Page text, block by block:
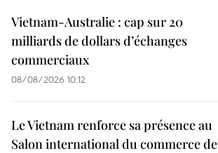
Vietnam-Australie : cap sur 20
milliards de dollars d’échanges
commerciaux
08/08/2026 10:12
Le Vietnam renforce sa présence au
Salon international du commerce de